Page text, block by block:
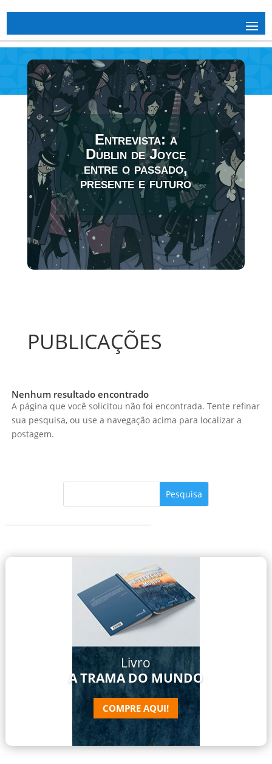
Entrevista: a
Dublin de Joyce
entre o passado,
presente e futuro
PUBLICAÇÕES
Nenhum resultado encontrado
A página que você solicitou não foi encontrada. Tente refinar
sua pesquisa, ou use a navegação acima para localizar a
postagem.
Livro
A TRAMA DO MUNDO
COMPRE AQUI!